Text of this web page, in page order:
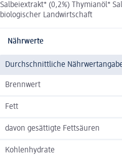
Salbeiextrakt* (0,2%) Thymianöl*
biologischer Landwirtschaft
Nährwerte
Durchschnittliche
Brennwert
Fett
davon gesättigte Fettsäuren
Kohlenhydrate